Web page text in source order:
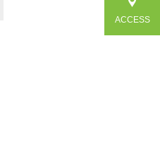
ACCESS